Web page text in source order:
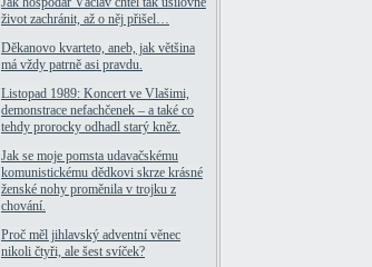
život zachránit, až o něj přišel…
Děkanovo kvarteto, aneb, jak většina
má vždy patrně asi pravdu.
Listopad 1989: Koncert ve Vlašimi,
demonstrace nefachčenek – a také co
tehdy prorocky odhadl starý kněz.
Jak se moje pomsta udavačskému
komunistickému dědkovi skrze krásné
ženské nohy proměnila v trojku z
chování.
Proč měl jihlavský adventní věnec
nikoli čtyři, ale šest svíček?